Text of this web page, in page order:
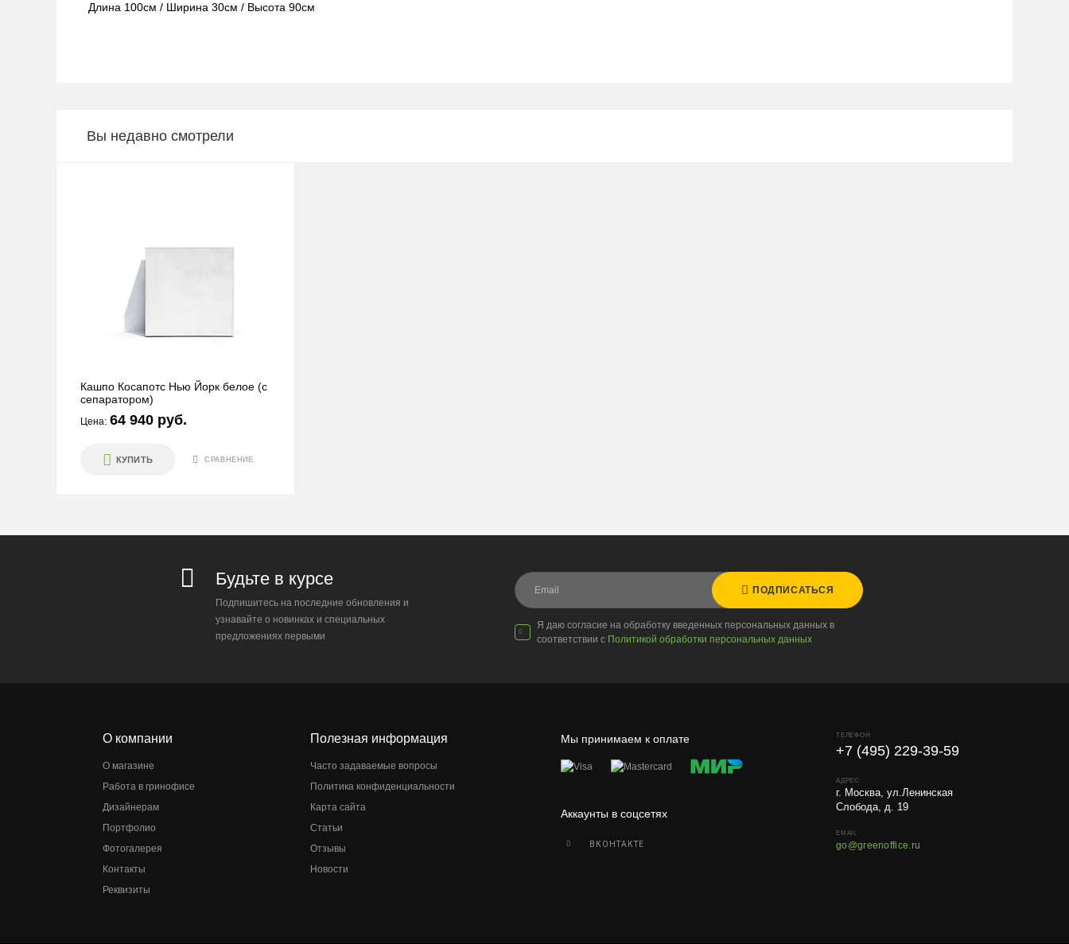
Длина 100см / Ширина 30см / Высота 90см
Вы недавно смотрели
Кашпо Косапотс Нью Йорк белое (с
сепаратором)
Цена: 64 940 руб.
КУПИТЬ СРАВНЕНИЕ
Будьте в курсе
Подпишитесь на последние обновления и
узнавайте о новинках и специальных
предложениях первыми
ПОДПИСАТЬСЯ
Я даю согласие на обработку введенных персональных данных в
соответствии с Политикой обработки персональных данных
О компании
О магазине
Работа в гринофисе
Дизайнерам
Портфолио
Фотогалерея
Контакты
Реквизиты
Полезная информация
Часто задаваемые вопросы
Политика конфиденциальности
Карта сайта
Статьи
Отзывы
Новости
Мы принимаем к оплате
Аккаунты в соцсетях
ВКОНТАКТЕ
ТЕЛЕФОН
+7 (495) 229-39-59
АДРЕС
г. Москва, ул.Ленинская
Слобода, д. 19
EMAIL
go@greenoffice.ru